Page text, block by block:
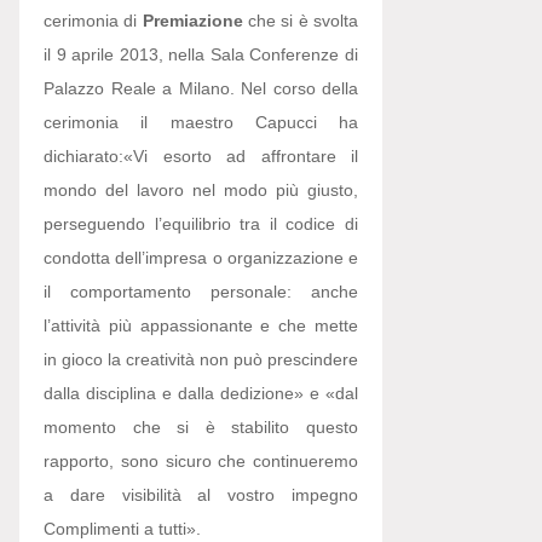
cerimonia di Premiazioneche si è svolta
il 9 aprile 2013, nella Sala Conferenze di
Palazzo Reale a Milano. Nel corso della
cerimonia il maestro Capucci ha
dichiarato:«Vi esorto ad affrontare il
mondo del lavoro nel modo più giusto,
perseguendo l’equilibrio tra il codice di
condotta dell’impresa o organizzazione e
il comportamento personale: anche
l’attività più appassionante e che mette
in gioco la creatività non può prescindere
dalla disciplina e dalla dedizione» e «dal
momento che si è stabilito questo
rapporto, sono sicuro che continueremo
a dare visibilità al vostro impegno
Complimenti a tutti».